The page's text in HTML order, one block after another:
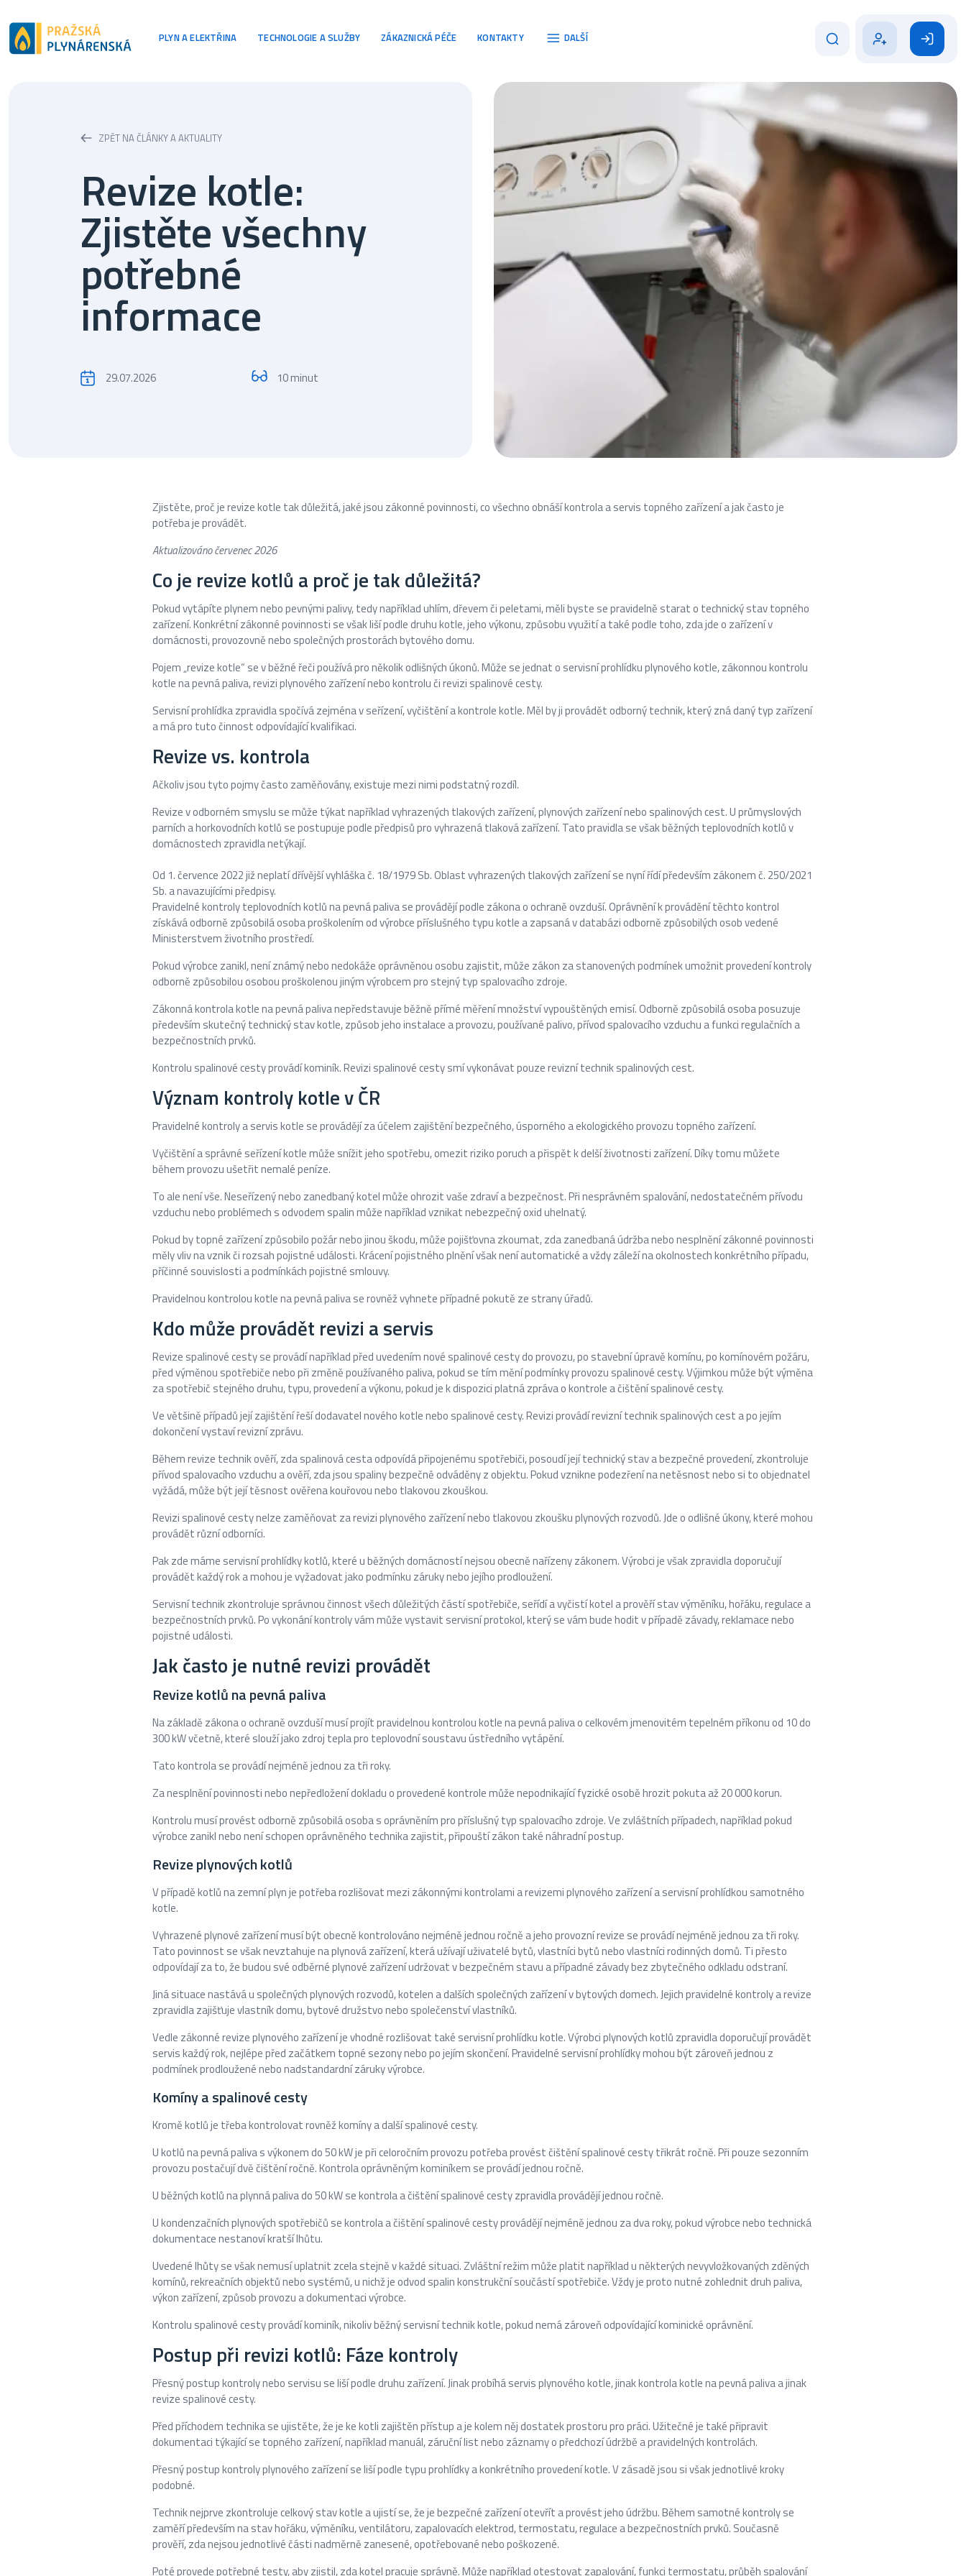
Hlavní navigace
PLYN A ELEKTŘINA TECHNOLOGIE A SLUŽBY ZÁKAZNICKÁ PÉČE KONTAKTY DALŠÍ
ZPĚT NA ČLÁNKY A AKTUALITY
Revize kotle:
Zjistěte všechny
potřebné
informace
29.07.2026 10 minut
Zjistěte, proč je revize kotle tak důležitá, jaké jsou zákonné povinnosti, co všechno obnáší kontrola a servis topného zařízení a jak často je
potřeba je provádět.
Aktualizováno červenec 2026
Co je revize kotlů a proč je tak důležitá?
Pokud vytápíte plynem nebo pevnými palivy, tedy například uhlím, dřevem či peletami, měli byste se pravidelně starat o technický stav topného
zařízení. Konkrétní zákonné povinnosti se však liší podle druhu kotle, jeho výkonu, způsobu využití a také podle toho, zda jde o zařízení v
domácnosti, provozovně nebo společných prostorách bytového domu.
Pojem „revize kotle“ se v běžné řeči používá pro několik odlišných úkonů. Může se jednat o servisní prohlídku plynového kotle, zákonnou kontrolu
kotle na pevná paliva, revizi plynového zařízení nebo kontrolu či revizi spalinové cesty.
Servisní prohlídka zpravidla spočívá zejména v seřízení, vyčištění a kontrole kotle. Měl by ji provádět odborný technik, který zná daný typ zařízení
a má pro tuto činnost odpovídající kvalifikaci.
Revize vs. kontrola
Ačkoliv jsou tyto pojmy často zaměňovány, existuje mezi nimi podstatný rozdíl.
Revize v odborném smyslu se může týkat například vyhrazených tlakových zařízení, plynových zařízení nebo spalinových cest. U průmyslových
parních a horkovodních kotlů se postupuje podle předpisů pro vyhrazená tlaková zařízení. Tato pravidla se však běžných teplovodních kotlů v
domácnostech zpravidla netýkají.
Od 1. července 2022 již neplatí dřívější vyhláška č. 18/1979 Sb. Oblast vyhrazených tlakových zařízení se nyní řídí především zákonem č. 250/2021
Sb. a navazujícími předpisy.
Pravidelné kontroly teplovodních kotlů na pevná paliva se provádějí podle zákona o ochraně ovzduší. Oprávnění k provádění těchto kontrol
získává odborně způsobilá osoba proškolením od výrobce příslušného typu kotle a zapsaná v databázi odborně způsobilých osob vedené
Ministerstvem životního prostředí.
Pokud výrobce zanikl, není známý nebo nedokáže oprávněnou osobu zajistit, může zákon za stanovených podmínek umožnit provedení kontroly
odborně způsobilou osobou proškolenou jiným výrobcem pro stejný typ spalovacího zdroje.
Zákonná kontrola kotle na pevná paliva nepředstavuje běžně přímé měření množství vypouštěných emisí. Odborně způsobilá osoba posuzuje
především skutečný technický stav kotle, způsob jeho instalace a provozu, používané palivo, přívod spalovacího vzduchu a funkci regulačních a
bezpečnostních prvků.
Kontrolu spalinové cesty provádí kominík. Revizi spalinové cesty smí vykonávat pouze revizní technik spalinových cest.
Význam kontroly kotle v ČR
Pravidelné kontroly a servis kotle se provádějí za účelem zajištění bezpečného, úsporného a ekologického provozu topného zařízení.
Vyčištění a správné seřízení kotle může snížit jeho spotřebu, omezit riziko poruch a přispět k delší životnosti zařízení. Díky tomu můžete
během provozu ušetřit nemalé peníze.
To ale není vše. Neseřízený nebo zanedbaný kotel může ohrozit vaše zdraví a bezpečnost. Při nesprávném spalování, nedostatečném přívodu
vzduchu nebo problémech s odvodem spalin může například vznikat nebezpečný oxid uhelnatý.
Pokud by topné zařízení způsobilo požár nebo jinou škodu, může pojišťovna zkoumat, zda zanedbaná údržba nebo nesplnění zákonné povinnosti
měly vliv na vznik či rozsah pojistné události. Krácení pojistného plnění však není automatické a vždy záleží na okolnostech konkrétního případu,
příčinné souvislosti a podmínkách pojistné smlouvy.
Pravidelnou kontrolou kotle na pevná paliva se rovněž vyhnete případné pokutě ze strany úřadů.
Kdo může provádět revizi a servis
Revize spalinové cesty se provádí například před uvedením nové spalinové cesty do provozu, po stavební úpravě komínu, po komínovém požáru,
před výměnou spotřebiče nebo při změně používaného paliva, pokud se tím mění podmínky provozu spalinové cesty. Výjimkou může být výměna
za spotřebič stejného druhu, typu, provedení a výkonu, pokud je k dispozici platná zpráva o kontrole a čištění spalinové cesty.
Ve většině případů její zajištění řeší dodavatel nového kotle nebo spalinové cesty. Revizi provádí revizní technik spalinových cest a po jejím
dokončení vystaví revizní zprávu.
Během revize technik ověří, zda spalinová cesta odpovídá připojenému spotřebiči, posoudí její technický stav a bezpečné provedení, zkontroluje
přívod spalovacího vzduchu a ověří, zda jsou spaliny bezpečně odváděny z objektu. Pokud vznikne podezření na netěsnost nebo si to objednatel
vyžádá, může být její těsnost ověřena kouřovou nebo tlakovou zkouškou.
Revizi spalinové cesty nelze zaměňovat za revizi plynového zařízení nebo tlakovou zkoušku plynových rozvodů. Jde o odlišné úkony, které mohou
provádět různí odborníci.
Pak zde máme servisní prohlídky kotlů, které u běžných domácností nejsou obecně nařízeny zákonem. Výrobci je však zpravidla doporučují
provádět každý rok a mohou je vyžadovat jako podmínku záruky nebo jejího prodloužení.
Servisní technik zkontroluje správnou činnost všech důležitých částí spotřebiče, seřídí a vyčistí kotel a prověří stav výměníku, hořáku, regulace a
bezpečnostních prvků. Po vykonání kontroly vám může vystavit servisní protokol, který se vám bude hodit v případě závady, reklamace nebo
pojistné události.
Jak často je nutné revizi provádět
Revize kotlů na pevná paliva
Na základě zákona o ochraně ovzduší musí projít pravidelnou kontrolou kotle na pevná paliva o celkovém jmenovitém tepelném příkonu od 10 do
300 kW včetně, které slouží jako zdroj tepla pro teplovodní soustavu ústředního vytápění.
Tato kontrola se provádí nejméně jednou za tři roky.
Za nesplnění povinnosti nebo nepředložení dokladu o provedené kontrole může nepodnikající fyzické osobě hrozit pokuta až 20 000 korun.
Kontrolu musí provést odborně způsobilá osoba s oprávněním pro příslušný typ spalovacího zdroje. Ve zvláštních případech, například pokud
výrobce zanikl nebo není schopen oprávněného technika zajistit, připouští zákon také náhradní postup.
Revize plynových kotlů
V případě kotlů na zemní plyn je potřeba rozlišovat mezi zákonnými kontrolami a revizemi plynového zařízení a servisní prohlídkou samotného
kotle.
Vyhrazené plynové zařízení musí být obecně kontrolováno nejméně jednou ročně a jeho provozní revize se provádí nejméně jednou za tři roky.
Tato povinnost se však nevztahuje na plynová zařízení, která užívají uživatelé bytů, vlastníci bytů nebo vlastníci rodinných domů. Ti přesto
odpovídají za to, že budou své odběrné plynové zařízení udržovat v bezpečném stavu a případné závady bez zbytečného odkladu odstraní.
Jiná situace nastává u společných plynových rozvodů, kotelen a dalších společných zařízení v bytových domech. Jejich pravidelné kontroly a revize
zpravidla zajišťuje vlastník domu, bytové družstvo nebo společenství vlastníků.
Vedle zákonné revize plynového zařízení je vhodné rozlišovat také servisní prohlídku kotle. Výrobci plynových kotlů zpravidla doporučují provádět
servis každý rok, nejlépe před začátkem topné sezony nebo po jejím skončení. Pravidelné servisní prohlídky mohou být zároveň jednou z
podmínek prodloužené nebo nadstandardní záruky výrobce.
Komíny a spalinové cesty
Kromě kotlů je třeba kontrolovat rovněž komíny a další spalinové cesty.
U kotlů na pevná paliva s výkonem do 50 kW je při celoročním provozu potřeba provést čištění spalinové cesty třikrát ročně. Při pouze sezonním
provozu postačují dvě čištění ročně. Kontrola oprávněným kominíkem se provádí jednou ročně.
U běžných kotlů na plynná paliva do 50 kW se kontrola a čištění spalinové cesty zpravidla provádějí jednou ročně.
U kondenzačních plynových spotřebičů se kontrola a čištění spalinové cesty provádějí nejméně jednou za dva roky, pokud výrobce nebo technická
dokumentace nestanoví kratší lhůtu.
Uvedené lhůty se však nemusí uplatnit zcela stejně v každé situaci. Zvláštní režim může platit například u některých nevyvložkovaných zděných
komínů, rekreačních objektů nebo systémů, u nichž je odvod spalin konstrukční součástí spotřebiče. Vždy je proto nutné zohlednit druh paliva,
výkon zařízení, způsob provozu a dokumentaci výrobce.
Kontrolu spalinové cesty provádí kominík, nikoliv běžný servisní technik kotle, pokud nemá zároveň odpovídající kominické oprávnění.
Postup při revizi kotlů: Fáze kontroly
Přesný postup kontroly nebo servisu se liší podle druhu zařízení. Jinak probíhá servis plynového kotle, jinak kontrola kotle na pevná paliva a jinak
revize spalinové cesty.
Před příchodem technika se ujistěte, že je ke kotli zajištěn přístup a je kolem něj dostatek prostoru pro práci. Užitečné je také připravit
dokumentaci týkající se topného zařízení, například manuál, záruční list nebo záznamy o předchozí údržbě a pravidelných kontrolách.
Přesný postup kontroly plynového zařízení se liší podle typu prohlídky a konkrétního provedení kotle. V zásadě jsou si však jednotlivé kroky
podobné.
Technik nejprve zkontroluje celkový stav kotle a ujistí se, že je bezpečné zařízení otevřít a provést jeho údržbu. Během samotné kontroly se
zaměří především na stav hořáku, výměníku, ventilátoru, zapalovacích elektrod, termostatu, regulace a bezpečnostních prvků. Současně
prověří, zda nejsou jednotlivé části nadměrně zanesené, opotřebované nebo poškozené.
Poté provede potřebné testy, aby zjistil, zda kotel pracuje správně. Může například otestovat zapalování, funkci termostatu, průběh spalování